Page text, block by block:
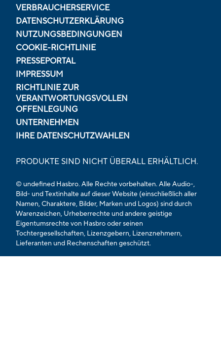
VERBRAUCHERSERVICE
DATENSCHUTZERKLÄRUNG
NUTZUNGSBEDINGUNGEN
COOKIE-RICHTLINIE
PRESSEPORTAL
IMPRESSUM
RICHTLINIE ZUR
VERANTWORTUNGSVOLLEN
OFFENLEGUNG
UNTERNEHMEN
IHRE DATENSCHUTZWAHLEN
PRODUKTE SIND NICHT ÜBERALL ERHÄLTLICH.
© undefined Hasbro. Alle Rechte vorbehalten. Alle Audio-,
Bild- und Textinhalte auf dieser Website (einschließlich aller
Namen, Charaktere, Bilder, Marken und Logos) sind durch
Warenzeichen, Urheberrechte und andere geistige
Eigentumsrechte von Hasbro oder seinen
Tochtergesellschaften, Lizenzgebern, Lizenznehmern,
Lieferanten und Rechenschaften geschützt.